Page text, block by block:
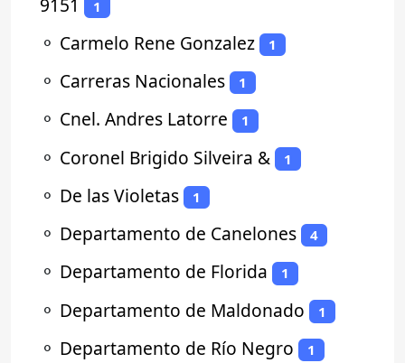
1
⚬ Carmelo Rene Gonzalez 1
⚬ Carreras Nacionales 1
⚬ Cnel. Andres Latorre 1
⚬ Coronel Brigido Silveira & 1
⚬ De las Violetas 1
⚬ Departamento de Canelones 4
⚬ Departamento de Florida 1
⚬ Departamento de Maldonado 1
⚬ Departamento de Río Negro 1